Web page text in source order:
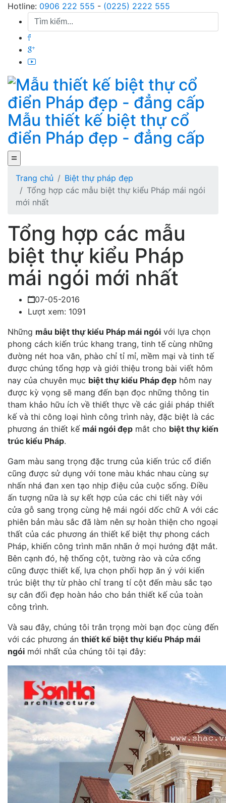
Skip
content
Hotline: 0906 222 555 - (0225) 2222 555
Mẫu thiết kế biệt thự cổ
điển Pháp đẹp - đẳng cấp
Trang chủ
Biệt thự pháp đẹp
Tổng hợp các mẫu biệt thự kiểu Pháp mái ngói
mới nhất
Tổng hợp các mẫu
biệt thự kiểu Pháp
mái ngói mới nhất
07-05-2016
Lượt xem: 1091
Những mẫu biệt thự kiểu Pháp mái ngói với lựa chọn
phong cách kiến trúc khang trang, tinh tế cùng những
đường nét hoa văn, phào chỉ tỉ mỉ, mềm mại và tinh tế
được chúng tổng hợp và giới thiệu trong bài viết hôm
nay của chuyên mục biệt thự kiểu Pháp đẹp hôm nay
được kỳ vọng sẽ mang đến bạn đọc những thông tin
tham khảo hữu ích về thiết thực về các giải pháp thiết
kế và thi công loại hình công trình này, đặc biệt là các
phương án thiết kế mái ngói đẹp mắt cho biệt thự kiến
trúc kiểu Pháp.
Gam màu sang trọng đặc trưng của kiến trúc cổ điển
cũng được sử dụng với tone màu khác nhau cùng sự
nhấn nhá đan xen tạo nhịp điệu của cuộc sống. Điều
ấn tượng nữa là sự kết hợp của các chi tiết này với
cửa gỗ sang trọng cùng hệ mái ngói dốc chữ A với các
phiên bản màu sắc đã làm nên sự hoàn thiện cho ngoại
thất của các phương án thiết kế biệt thự phong cách
Pháp, khiến công trình mãn nhãn ở mọi hướng đặt mắt.
Bên cạnh đó, hệ thống cột, tường rào và cửa cổng
cũng được thiết kế, lựa chọn phối hợp ăn ý với kiến
trúc biệt thự từ phào chỉ trang tí cột đến màu sắc tạo
sự cân đối đẹp hoàn hảo cho bản thiết kế của toàn
công trình.
Và sau đây, chúng tôi trân trọng mời bạn đọc cùng đến
với các phương án thiết kế biệt thự kiểu Pháp mái
ngói mới nhất của chúng tôi tại đây: